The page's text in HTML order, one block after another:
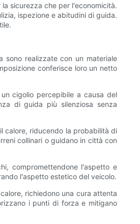
sicurezza che per l'economicità.
ispezione e abitudini di guida.
sono realizzate con un materiale
conferisce loro un netto
cigolio percepibile a causa del
di guida più silenziosa senza
calore, riducendo la probabilità di
collinari o guidano in città con
compromettendone l'aspetto e
l'aspetto estetico del veicolo.
richiedono una cura attenta
i punti di forza e mitigano